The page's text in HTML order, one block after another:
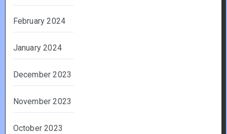
February 2024
January 2024
December 2023
November 2023
October 2023